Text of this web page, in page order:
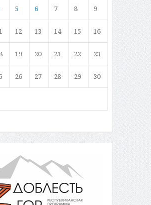
5 6 7 8 9
12 13 14 15 16
19 20 21 22 23
26 27 28 29 30